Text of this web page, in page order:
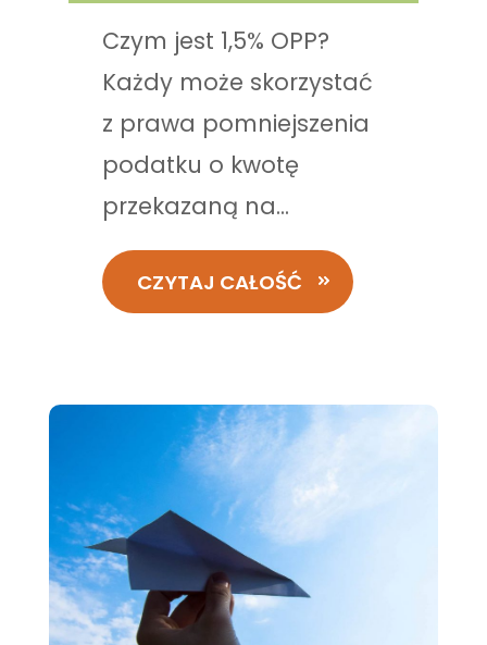
Czym jest 1,5% OPP?
Każdy może skorzystać
z prawa pomniejszenia
podatku o kwotę
przekazaną na...
CZYTAJ CAŁOŚĆ